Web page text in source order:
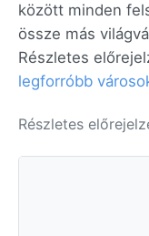
között minden
össze más
Részletes
legforróbb
Részletes